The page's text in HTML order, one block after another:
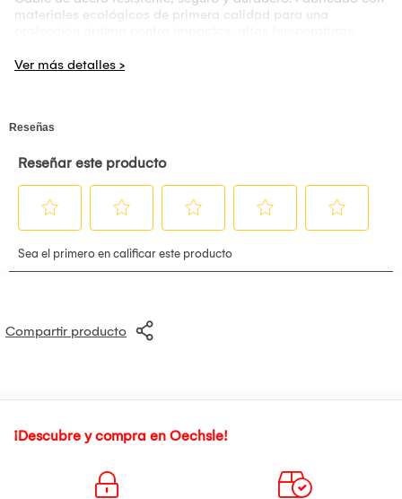
materiales ecológicos de primera calidad para una
- Peso neto:
- Color:Negro
- Diámetro de la cerradura x longitud total:
F 12 x 1200 mm
Compartir producto
¡Descubre y compra en Oechsle!